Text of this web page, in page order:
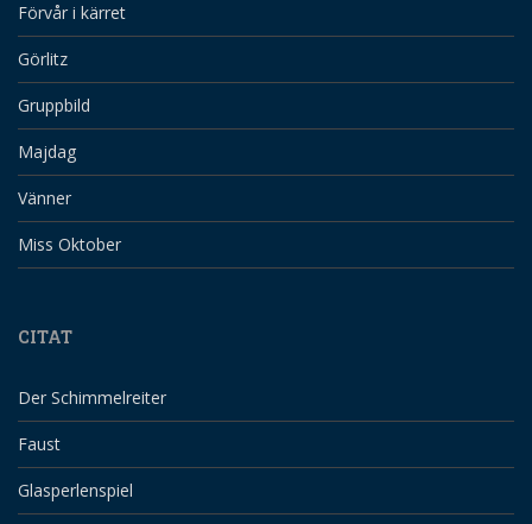
Förvår i kärret
Görlitz
Gruppbild
Majdag
Vänner
Miss Oktober
CITAT
Der Schimmelreiter
Faust
Glasperlenspiel